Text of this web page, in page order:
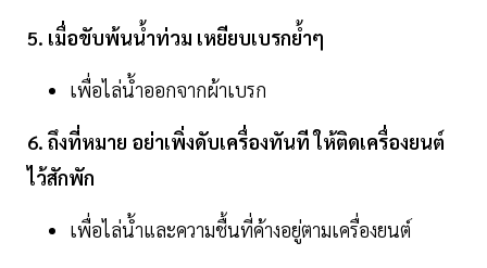
5. เมื่อขับพ้นน้ำท่วม เหยียบเบรกย้ำๆ
เพื่อไล่น้ำออกจากผ้าเบรก
6. ถึงที่หมาย อย่าเพิ่งดับเครื่องทันที ให้ติดเครื่องยนต์
ไว้สักพัก
เพื่อไล่น้ำและความชื้นที่ค้างอยู่ตามเครื่องยนต์